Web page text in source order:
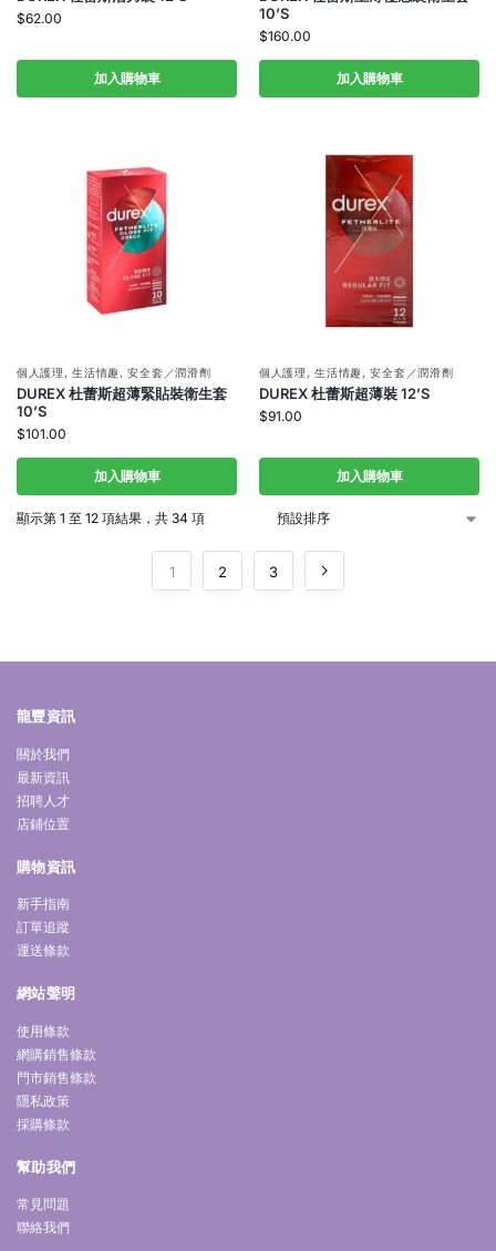
$62.00
加入購物車
10’S
$160.00
加入購物車
個人護理 ,生活情趣 ,安全套／潤滑劑
DUREX 杜蕾斯超薄緊貼裝衛生套
10’S
$101.00
加入購物車
個人護理 ,生活情趣 ,安全套／潤滑劑
DUREX 杜蕾斯超薄裝 12’S
$91.00
加入購物車
顯示第 1 至 12 項結果，共 34 項
1 2 3
龍豐資訊
關於我們
最新資訊
招聘人才
店鋪位置
購物資訊
新手指南
訂單追蹤
運送條款
網站聲明
使用條款
網購銷售條款
門市銷售條款
隱私政策
採購條款
幫助我們
常見問題
聯絡我們